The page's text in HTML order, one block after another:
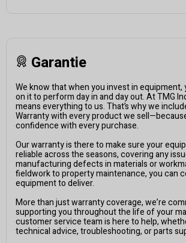
Garantie
We know that when you invest in
on it to perform day in and day out. At TMG
means everything to us. That’s why we
Warranty with every product we
confidence with every purchase.
Our warranty is there to make sure your
reliable across the seasons, covering any
manufacturing defects in materials or
fieldwork to property maintenance, you can
equipment to deliver.
More than just warranty coverage, we’re
supporting you throughout the life of your
customer service team is here to help,
technical advice, troubleshooting, or parts